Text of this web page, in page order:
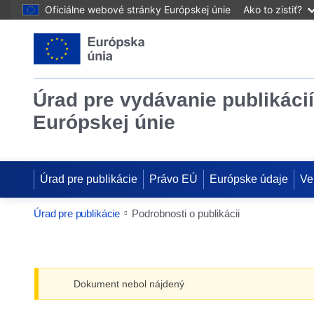
Oficiálne webové stránky Európskej únie Ako to zistiť?
Úrad pre vydávanie publikácií
Európskej únie
Úrad pre publikácie Právo EÚ Európske údaje
Úrad pre publikácie Podrobnosti o publikácii
Dokument nebol nájdený